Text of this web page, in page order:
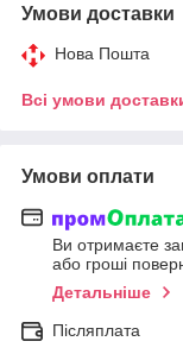
Умови доставки
Нова Пошта
Всі умови
Умови оплати
Ви отримаєте
або гроші
Детальніше
Післяплата